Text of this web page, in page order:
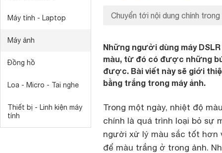
Máy tính - Laptop
Máy ảnh
Đồng hồ
Loa - Micro - Tai nghe
Thiết bị - Linh kiện máy
tính
Chuyển tới nội dung chính trong
Những người dùng máy
màu, từ đó có được những
được. Bài viết này sẽ giới
bằng trắng trong máy ảnh.
Trong một ngày, nhiệt độ
chính là quá trình loại bỏ sự
người xử lý màu sắc tốt hơn
để màu trắng ở trong ảnh.